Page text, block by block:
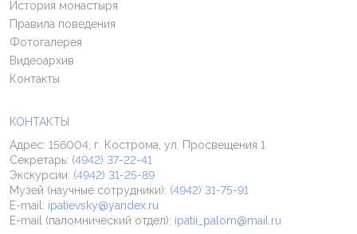
История монастыря
Правила поведения
Фотогалерея
Видеоархив
Контакты
КОНТАКТЫ
Адрес: 156004, г. Кострома, ул. Просвещения 1
Секретарь: (4942) 37-22-41
Экскурсии: (4942) 31-25-89
Музей (научные сотрудники): (4942) 31-75-91
E-mail: ipatievsky@yandex.ru
E-mail (паломнический отдел): ipatii_palom@mail.ru